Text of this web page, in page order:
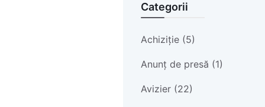
Categorii
Achiziție (5)
Anunț de presă (1)
Avizier (22)